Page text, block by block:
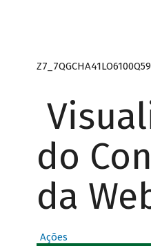
do
da
Ações